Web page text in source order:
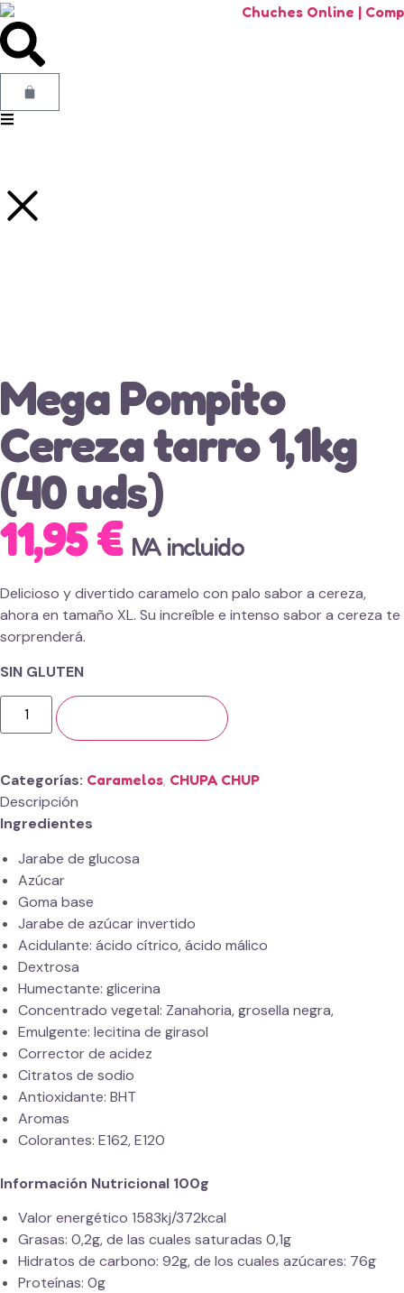
Mega Pompito
Cereza tarro 1,1kg
(40 uds)
11,95€ IVA incluido
Delicioso y divertido caramelo con palo sabor a cereza,
ahora en tamaño XL. Su increíble e intenso sabor a cereza te
sorprenderá.
SIN GLUTEN
Categorías Caramelos, CHUPA CHUP
Descripción
Ingredientes
Jarabe de glucosa
Azúcar
Goma base
Jarabe de azúcar invertido
Acidulante: ácido cítrico, ácido málico
Dextrosa
Humectante: glicerina
Concentrado vegetal: Zanahoria, grosella negra,
Emulgente: lecitina de girasol
Corrector de acidez
Citratos de sodio
Antioxidante: BHT
Aromas
Colorantes: E162, E120
Información Nutricional 100g
Valor energético 1583kj/372kcal
Grasas: 0,2g, de las cuales saturadas 0,1g
Hidratos de carbono: 92g, de los cuales azúcares: 76g
Proteínas: 0g